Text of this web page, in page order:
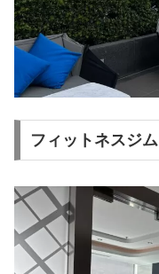
フィットネスジム